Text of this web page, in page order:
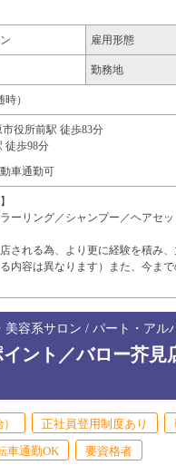
雇用形態
勤務地
）
役所前駅 徒歩83分
徒歩98分
車通勤可
ーリング／シャンプー／ヘアセ
される為、より更に経験を積み
内容は異なります）また、今ま
容系サロン / パート・アル
ント／バロー芥見
正社員登用制度あり
車通勤OK 要資格者